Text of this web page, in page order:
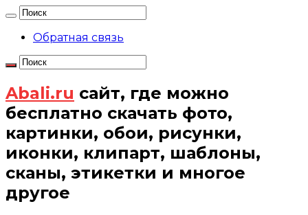
Обратная связь
Abali.ru сайт, где можно
бесплатно скачать фото,
картинки, обои, рисунки,
иконки, клипарт, шаблоны,
сканы, этикетки и многое
другое